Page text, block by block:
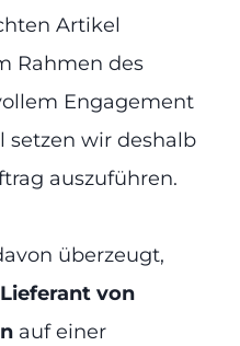
Artikel
Rahmen des
Engagement
setzen wir deshalb
auszuführen.
überzeugt,
Lieferant von
auf einer